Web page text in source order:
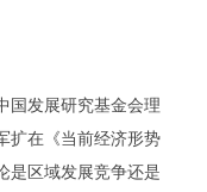
国发展研究基金会理
扩在《当前经济形势
是区域发展竞争还是